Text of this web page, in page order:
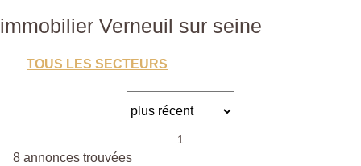
immobilier Verneuil sur seine
TOUS LES SECTEURS
1
8 annonces trouvées